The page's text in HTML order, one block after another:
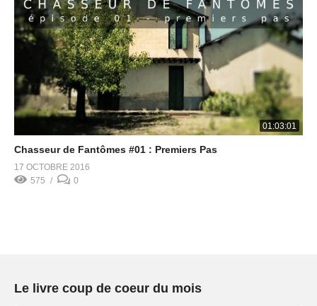
01:03:01
Chasseur de Fantômes #01 : Premiers Pas
17 OCTOBRE 2016
575
0
Le livre coup de coeur du mois